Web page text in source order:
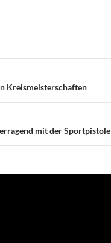
Kreismeisterschaften
mit der Sportpistole